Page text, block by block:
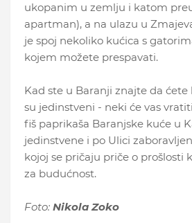
ukopanim u zemlju i katom
apartman), a na ulazu u
je spoj nekoliko kućica s
kojem možete prespavati.
Kad ste u Baranji znajte da ćete
su jedinstveni - neki će vas
fiš paprikaša Baranjske kuće u
jedinstvene i po Ulici
kojoj se pričaju priče o prošlosti
za budućnost.
Foto: Nikola Zoko